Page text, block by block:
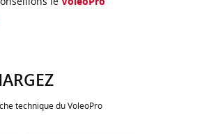
technique du VoleoPro